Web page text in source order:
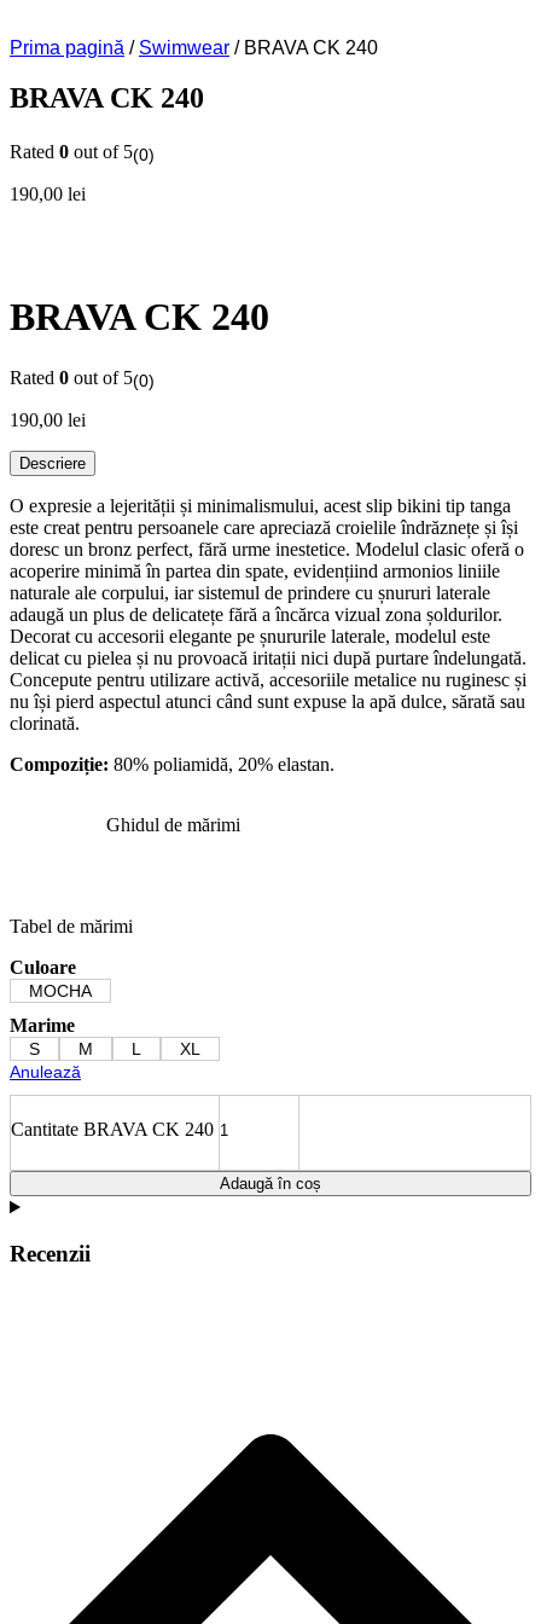
Prima pagină / Swimwear / BRAVA CK 240
BRAVA CK 240
Rated 0 out of 5(0)
190,00 lei
BRAVA CK 240
Rated 0 out of 5(0)
190,00 lei
Descriere
O expresie a lejerității și minimalismului, acest slip bikini tip tanga
este creat pentru persoanele care apreciază croielile îndrăznețe și își
doresc un bronz perfect, fără urme inestetice. Modelul clasic oferă o
acoperire minimă în partea din spate, evidențiind armonios liniile
naturale ale corpului, iar sistemul de prindere cu șnururi laterale
adaugă un plus de delicatețe fără a încărca vizual zona șoldurilor.
Decorat cu accesorii elegante pe șnururile laterale, modelul este
delicat cu pielea și nu provoacă iritații nici după purtare îndelungată.
Concepute pentru utilizare activă, accesoriile metalice nu ruginesc și
nu își pierd aspectul atunci când sunt expuse la apă dulce, sărată sau
clorinată.
Compoziție: 80% poliamidă, 20% elastan.
Ghidul de mărimi
Tabel de mărimi
Culoare
MOCHA
Marime
S M L
XL
Anulează
Cantitate BRAVA CK 240
Adaugă în coș
Recenzii